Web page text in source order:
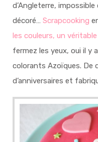
d’Angleterre,
décoré… Scrapcooking
les couleurs, un
fermez les yeux, oui il y
colorants Azoïques. De
d’anniversaires et